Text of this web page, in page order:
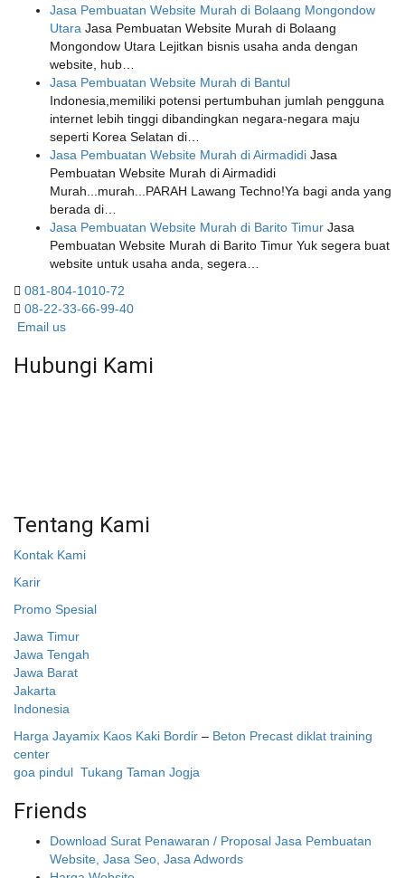
Jasa Pembuatan Website Murah di Bolaang Mongondow
Utara Jasa Pembuatan Website Murah di Bolaang
Mongondow Utara Lejitkan bisnis usaha anda dengan
website, hub…
Jasa Pembuatan Website Murah di Bantul
Indonesia,memiliki potensi pertumbuhan jumlah pengguna
internet lebih tinggi dibandingkan negara-negara maju
seperti Korea Selatan di…
Jasa Pembuatan Website Murah di Airmadidi Jasa
Pembuatan Website Murah di Airmadidi
Murah...murah...PARAH Lawang Techno!Ya bagi anda yang
berada di…
Jasa Pembuatan Website Murah di Barito Timur Jasa
Pembuatan Website Murah di Barito Timur Yuk segera buat
website untuk usaha anda, segera…
081-804-1010-72
08-22-33-66-99-40
Email us
Hubungi Kami
Tentang Kami
Kontak Kami
Karir
Promo Spesial
Jawa Timur
Jawa Tengah
Jawa Barat
Jakarta
Indonesia
Harga Jayamix Kaos Kaki Bordir – Beton Precast diklat training
center
goa pindul Tukang Taman Jogja
Friends
Download Surat Penawaran / Proposal Jasa Pembuatan
Website, Jasa Seo, Jasa Adwords